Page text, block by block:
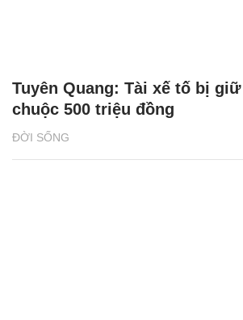
ĐỜI SỐNG
Tuyên Quang: Tài xế tố bị
chuộc 500 triệu đồng